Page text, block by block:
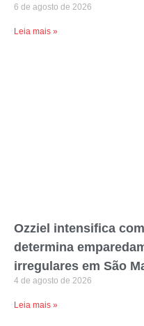
6 de agosto de 2026
Leia mais »
Ozziel intensifica
determina
irregulares em São
4 de agosto de 2026
Leia mais »